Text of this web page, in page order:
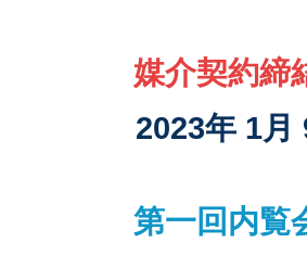
媒介契約締
2023年 1月
第一回内覧